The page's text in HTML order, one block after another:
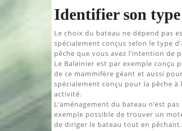
Identifier son
Le choix du bateau ne dépend pas
spécialement conçus selon le type
pêche que vous avez l’intention de
Le Baleinier est par exemple conçu
de ce mammifère géant et aussi
spécialement conçu pour la pêche
activité.
L’aménagement du bateau n’est
exemple possible de trouver un
de diriger le bateau tout en pêchant.